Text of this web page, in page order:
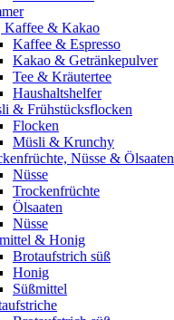
Kaffee & Kakao
Kaffee & Espresso
Kakao & Getränkepulver
Tee & Kräutertee
Haushaltshelfer
& Frühstücksflocken
Flocken
Müsli & Krunchy
Nüsse & Ölsaaten
Nüsse
Trockenfrüchte
Ölsaaten
Nüsse
& Honig
Brotaufstrich süß
Honig
Süßmittel